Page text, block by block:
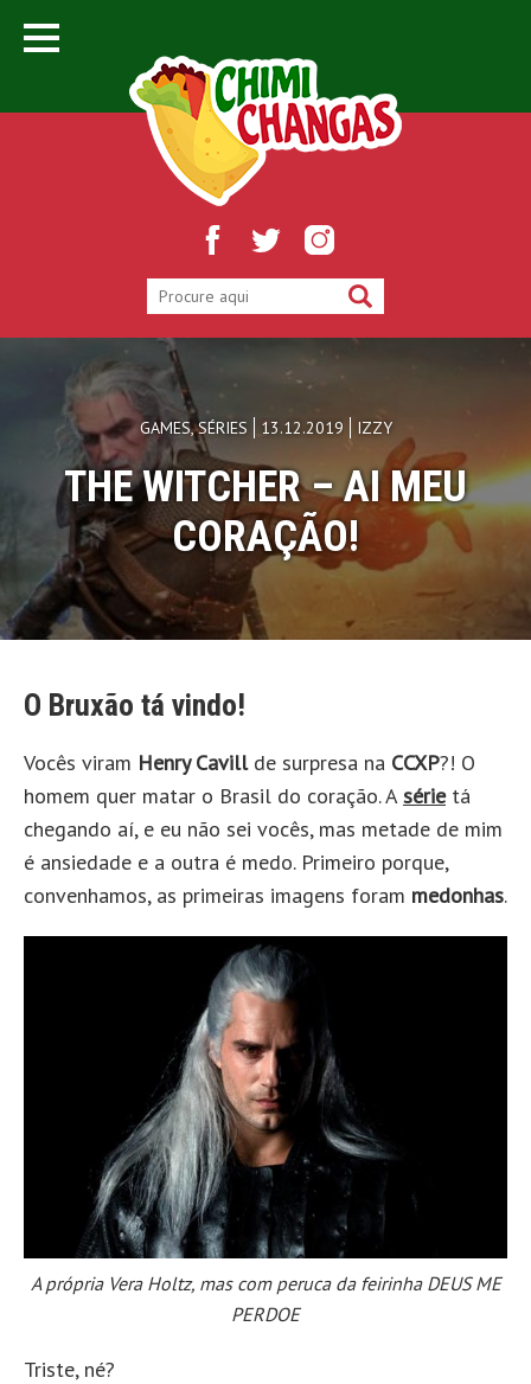
GAMES,SÉRIES 13.12.2019 IZZY
THE WITCHER – AI MEU
CORAÇÃO!
O Bruxão tá vindo!
Vocês viram Henry Cavill de surpresa na CCXP?! O
homem quer matar o Brasil do coração. Asérie tá
chegando aí, e eu não sei vocês, mas metade de mim
é ansiedade e a outra é medo. Primeiro porque,
convenhamos, as primeiras imagens foram medonhas.
A própria Vera Holtz, mas com peruca da feirinha DEUS ME
PERDOE
Triste, né?